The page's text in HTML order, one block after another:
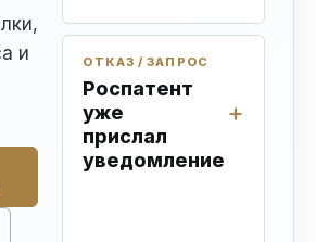
и
ОТКАЗ / ЗАПРОС
Роспатент
уже
прислал
уведомление